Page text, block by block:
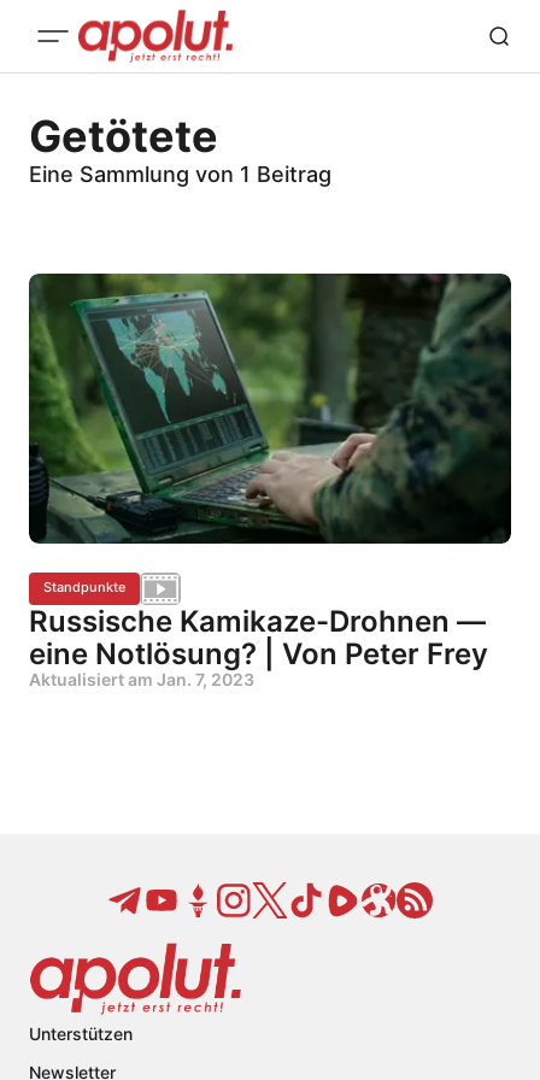
Getötete
Eine Sammlung von 1 Beitrag
Standpunkte
Russische Kamikaze-Drohnen —
eine Notlösung? | Von Peter Frey
Aktualisiert am Jan. 7, 2023
Unterstützen
Newsletter